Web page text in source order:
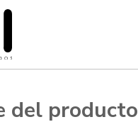
del producto